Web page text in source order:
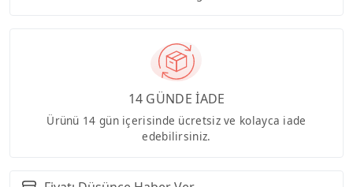
14 GÜNDE İADE
Ürünü 14 gün içerisinde ücretsiz ve kolayca iade
edebilirsiniz.